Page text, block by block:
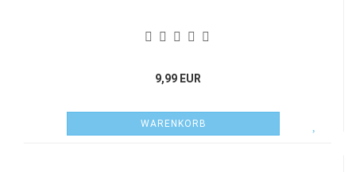
9,99 EUR
WARENKORB